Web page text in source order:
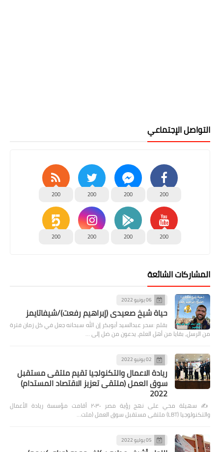
التواصل الإجتماعي
200
200
200
200
200
200
200
200
المشاركات الشائعة
06 يونيو 2022
حياة شيخ صعيدى (إبراهيم رفعت)/شيفاتايمز
بقلم :سحر عبدالسيد أبوبكر إن الله سبحانه جعل في كل زمان فترة
من الرسل، بقايا من أهل العلم، يدعون من ضل إلى …
02 يونيو 2022
ريادة الاعمال والتكنولجيا تقيم ملتقى مستقبل
سوق العمل (ملتقى تعزيز الاقتصاد المستدام)
2022
✍️ سهيلة محي على نهج رؤية مصر ٢٠٣٠ أقامت مؤسسة ريادة الأعمال
والتكنولوجيا (LBT) ملتقى مستقبل سوق العمل (ملت…
05 يوليو 2022